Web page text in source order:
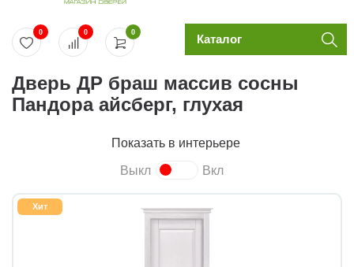
0
0 0 Каталог
Дверь ДР браш массив сосны
Пандора айсберг, глухая
Показать в интерьере
Выкл Вкл
Хит